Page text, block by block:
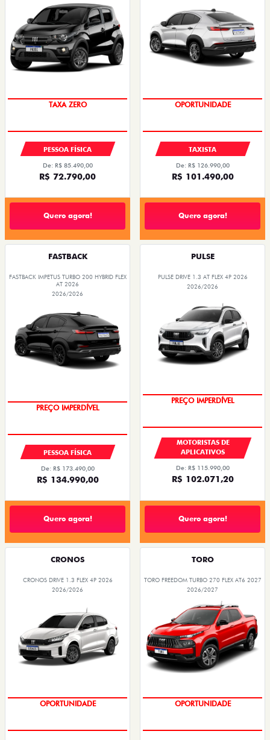
PREÇO IMPERDÍVEL
PESSOA FÍSICA
De: R$ 85.490,00
R$ 72.790,00
Quero agora!
OPORTUNIDADE
TAXISTA
De: R$ 126.990,00
R$ 101.490,00
Quero agora!
FASTBACK
FASTBACK IMPETUS TURBO 200 HYBRID FLEX
AT 2026
2026/2026
OPORTUNIDADE
PESSOA FÍSICA
De: R$ 173.490,00
R$ 134.990,00
Quero agora!
PULSE
PULSE DRIVE 1.3 AT FLEX 4P 2026
2026/2026
PREÇO IMPERDÍVEL
MOTORISTAS DE
APLICATIVOS
De: R$ 115.990,00
R$ 102.071,20
Quero agora!
CRONOS
CRONOS DRIVE 1.3 FLEX 4P 2026
2026/2026
OPORTUNIDADE
TORO
TORO FREEDOM TURBO 270 FLEX AT6 2027
2026/2027
SUPERVALORIZAÇÃO DO USADO